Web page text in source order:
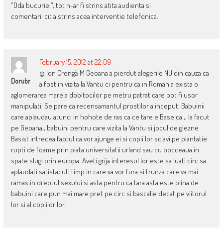
“Oda bucuriei”, tot n-ar fi strins atita audienta si
comentarii cit a strins acea interventie telefonica.
Dorubr
February 15, 2012 at 22:09
@ Ion Crengă M Geoana a pierdut alegerile NU din cauza ca
a fost in vizita la Vantu ci pentru ca in Romania exista o
aglomerarea mare a dobitocilor pe metru patrat care pot fi usor
manipulati. Se pare ca recensamantul prostilor a inceput. Babuinii
care aplaudau atunci in hohote de ras ca ce tare e Base ca ,, la facut
pe Geoana,, babuini pentru care vizita la Vantu si jocul de glezne
Basist intrecea faptul ca vor ajunge ei si copii lor sclavi pe plantatie
rupti de foame prin piata universitatii urland sau cu bocceaua in
spate slugi prin europa. Aveti grija interesul lor este sa luati circ sa
aplaudati satisfacuti timp in care va vor fura si frunza care va mai
ramas in dreptul sexului si asta pentru ca tara asta este plina de
babuini care pun mai mare pret pe circ si bascalie decat pe viitorul
lor si al copiilor lor.